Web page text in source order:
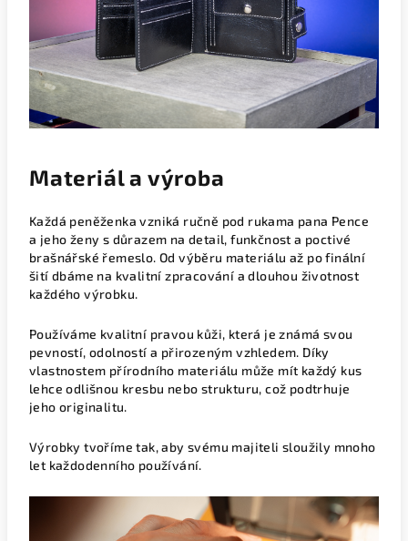
Materiál a výroba
Každá peněženka vzniká ručně pod rukama pana Pence
a jeho ženy s důrazem na detail, funkčnost a poctivé
brašnářské řemeslo. Od výběru materiálu až po finální
šití dbáme na kvalitní zpracování a dlouhou životnost
každého výrobku.
Používáme kvalitní pravou kůži, která je známá svou
pevností, odolností a přirozeným vzhledem. Díky
vlastnostem přírodního materiálu může mít každý kus
lehce odlišnou kresbu nebo strukturu, což podtrhuje
jeho originalitu.
Výrobky tvoříme tak, aby svému majiteli sloužily mnoho
let každodenního používání.